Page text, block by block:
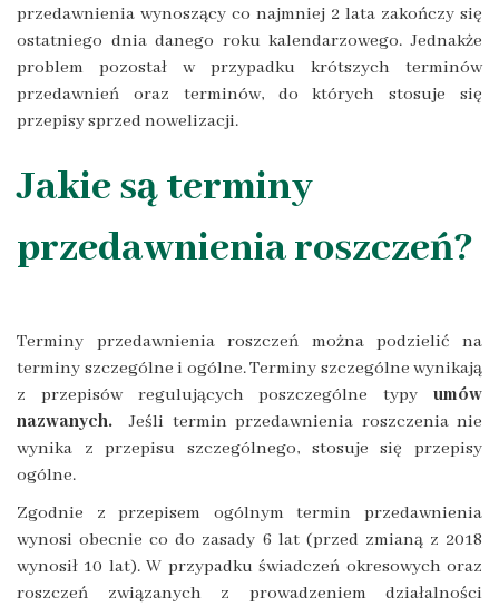
przedawnienia wynoszący co najmniej 2 lata zakończy się
ostatniego dnia danego roku kalendarzowego. Jednakże
problem pozostał w przypadku krótszych terminów
przedawnień oraz terminów, do których stosuje się
przepisy sprzed nowelizacji.
Jakie są terminy
przedawnienia roszczeń?
Terminy przedawnienia roszczeń można podzielić na
terminy szczególne i ogólne. Terminy szczególne wynikają
z przepisów regulujących poszczególne typy umów
nazwanych.
Jeśli termin przedawnienia roszczenia nie
wynika z przepisu szczególnego, stosuje się przepisy
ogólne.
Zgodnie z przepisem ogólnym termin przedawnienia
wynosi obecnie co do zasady 6 lat (przed zmianą z 2018
wynosił 10 lat). W przypadku świadczeń okresowych oraz
roszczeń związanych z prowadzeniem działalności